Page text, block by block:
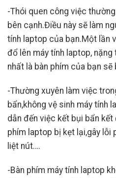
-Thói quen công việc
bên cạnh.Điều này sẽ làm
tính laptop của bạn.Một lần
đổ lên máy tính laptop, nặng
nhất là bàn phím của bạn sẽ
-Thường xuyên làm việc
bẩn,không vệ sinh máy tính
dẫn đến việc kết bụi bẩn kết
phím laptop bị kẹt lại,gây lỗi
liệt nút….
-Bàn phím máy tính laptop